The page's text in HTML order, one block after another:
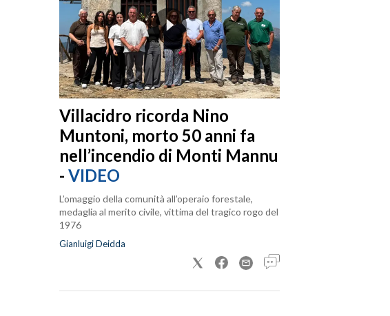
Villacidro ricorda Nino
Muntoni, morto 50 anni fa
nell’incendio di Monti Mannu
- VIDEO
L’omaggio della comunità all’operaio forestale,
medaglia al merito civile, vittima del tragico rogo del
1976
Gianluigi Deidda